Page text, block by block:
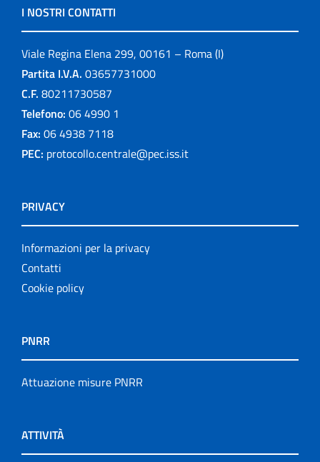
I NOSTRI CONTATTI
Viale Regina Elena 299, 00161 – Roma (I)
Partita I.V.A. 03657731000
C.F. 80211730587
Telefono: 06 4990 1
Fax: 06 4938 7118
PEC: protocollo.centrale@pec.iss.it
PRIVACY
Informazioni per la privacy
Contatti
Cookie policy
PNRR
Attuazione misure PNRR
ATTIVITÀ